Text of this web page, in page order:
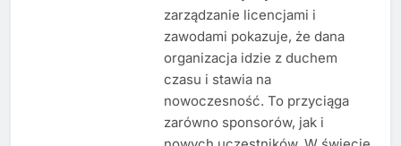
zarządzanie licencjami i
zawodami pokazuje, że dana
organizacja idzie z duchem
czasu i stawia na
nowoczesność. To przyciąga
zarówno sponsorów, jak i